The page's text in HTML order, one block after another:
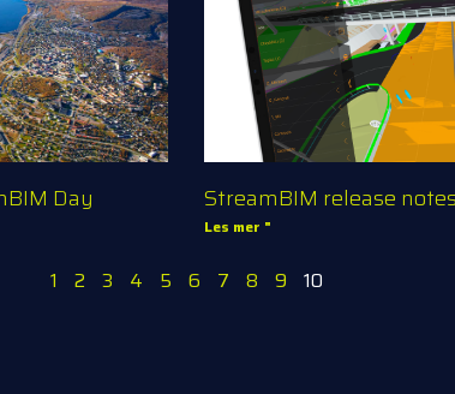
Day StreamBIM release
Les mer "
1 2 3 4 5 6 7 8 9 10